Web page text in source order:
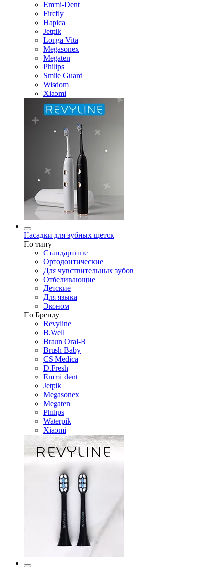
Emmi-Dent
Firefly
Hapica
Jetpik
Longa Vita
Megasonex
Megaten
Philips
Smile Guard
Wisdom
Xiaomi
Насадки для зубных щеток
По типу
Стандартные
Ортодонтические
Для чувствительных зубов
Отбеливающие
Детские
Для языка
Эконом
По Бренду
Revyline
B.Well
Braun Oral-B
Brush Baby
CS Medica
D.Fresh
Emmi-dent
Jetpik
Megasonex
Megaten
Philips
Waterpik
Xiaomi